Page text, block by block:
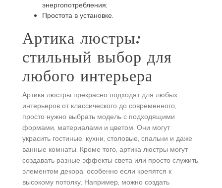
энергопотребления;
Простота в установке.
Артика люстры:
стильный выбор для
любого интерьера
Артика люстры прекрасно подходят для любых
интерьеров от классического до современного,
просто нужно выбрать модель с подходящими
формами, материалами и цветом. Они могут
украсить гостиные, кухни, столовые, спальни и даже
ванные комнаты. Кроме того, артика люстры могут
создавать разные эффекты света или просто служить
элементом декора, особенно если крепятся к
высокому потолку. Например, можно создать